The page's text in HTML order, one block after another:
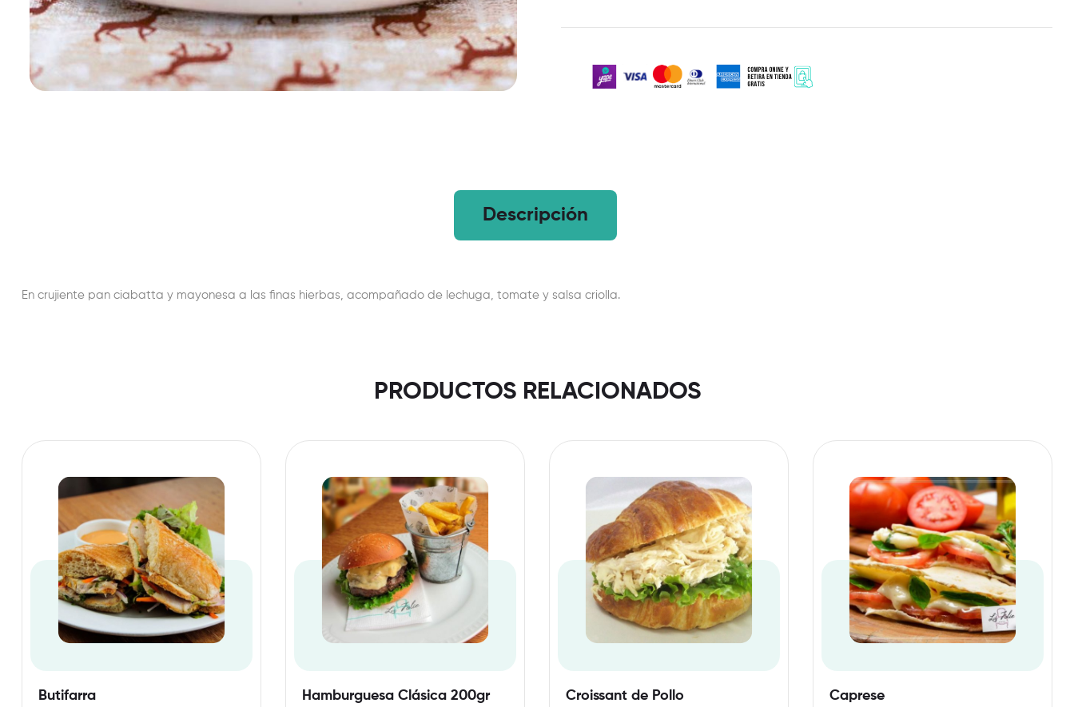
Descripción
En crujiente pan ciabatta y mayonesa a las finas hierbas, acompañado de lechuga, tomate y salsa criolla.
PRODUCTOS RELACIONADOS
Butifarra Hamburguesa Clásica 200gr Croissant de Pollo Caprese